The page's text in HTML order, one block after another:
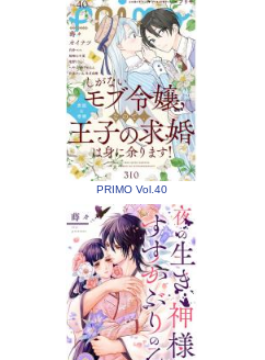
PRIMO Vol.40